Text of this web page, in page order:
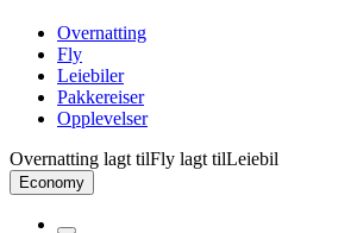
Overnatting
Fly
Leiebiler
Pakkereiser
Opplevelser
Overnatting lagt tilFly lagt tilLeiebil
Economy